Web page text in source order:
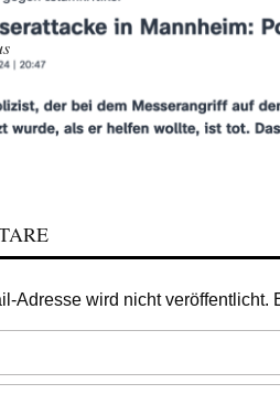
Adresse wird nicht veröffentlicht.